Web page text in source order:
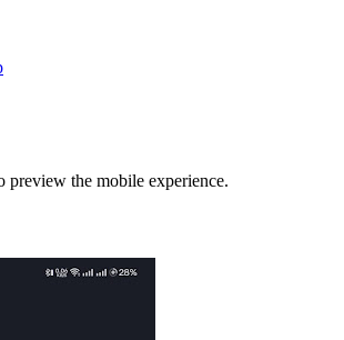
preview the mobile experience.